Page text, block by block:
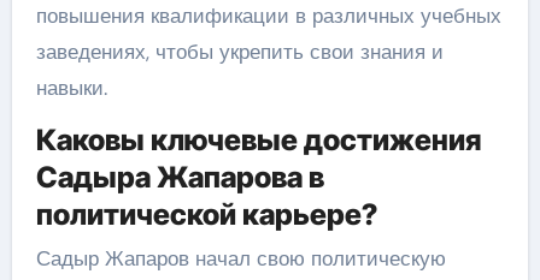
повышения квалификации в различных учебных
заведениях, чтобы укрепить свои знания и
навыки.
Каковы ключевые достижения
Садыра Жапарова в
политической карьере?
Садыр Жапаров начал свою политическую